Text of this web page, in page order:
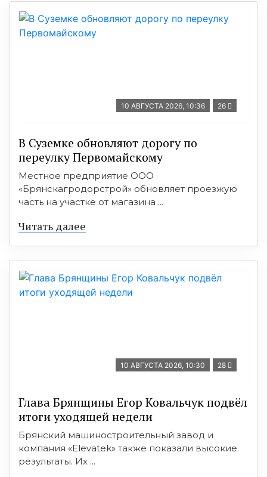
10 АВГУСТА 2026, 10:36 26
В Суземке обновляют дорогу по
переулку Первомайскому
Местное предприятие ООО
«Брянскагродорстрой» обновляет проезжую
часть на участке от магазина ...
Читать далее
10 АВГУСТА 2026, 10:30 28
Глава Брянщины Егор Ковальчук подвёл
итоги уходящей недели
Брянский машиностроительный завод и
компания «Elevatek» также показали высокие
результаты. Их ...